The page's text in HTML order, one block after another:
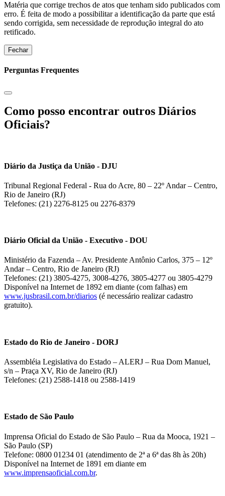
Matéria que corrige trechos de atos que tenham sido publicados com
erro. É feita de modo a possibilitar a identificação da parte que está
sendo corrigida, sem necessidade de reprodução integral do ato
retificado.
Fechar
Perguntas Frequentes
Como posso encontrar outros Diários
Oficiais?
Diário da Justiça da União - DJU
Tribunal Regional Federal - Rua do Acre, 80 – 22º Andar – Centro,
Rio de Janeiro (RJ)
Telefones: (21) 2276-8125 ou 2276-8379
Diário Oficial da União - Executivo - DOU
Ministério da Fazenda – Av. Presidente Antônio Carlos, 375 – 12º
Andar – Centro, Rio de Janeiro (RJ)
Telefones: (21) 3805-4275, 3008-4276, 3805-4277 ou 3805-4279
Disponível na Internet de 1892 em diante (com falhas) em
www.jusbrasil.com.br/diarios (é necessário realizar cadastro
gratuito).
Estado do Rio de Janeiro - DORJ
Assembléia Legislativa do Estado – ALERJ – Rua Dom Manuel,
s/n – Praça XV, Rio de Janeiro (RJ)
Telefones: (21) 2588-1418 ou 2588-1419
Estado de São Paulo
Imprensa Oficial do Estado de São Paulo – Rua da Mooca, 1921 –
São Paulo (SP)
Telefone: 0800 01234 01 (atendimento de 2ª a 6ª das 8h às 20h)
Disponível na Internet de 1891 em diante em
www.imprensaoficial.com.br.